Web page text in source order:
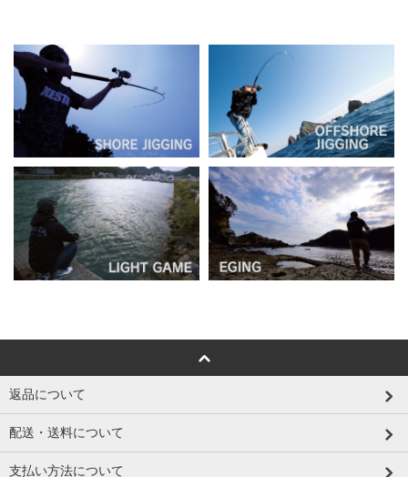
返品について
配送・送料について
支払い方法について